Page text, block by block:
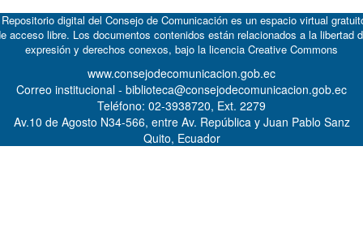
digital del Consejo de Comunicación es un espacio virtual
acceso libre. Los documentos contenidos están relacionados a la libertad
expresión y derechos conexos, bajo la licencia Creative Commons
www.consejodecomunicacion.gob.ec
Correo institucional - biblioteca@consejodecomunicacion.gob.ec
Teléfono: 02-3938720, Ext. 2279
Av.10 de Agosto N34-566, entre Av. República y Juan Pablo Sanz
Quito, Ecuador